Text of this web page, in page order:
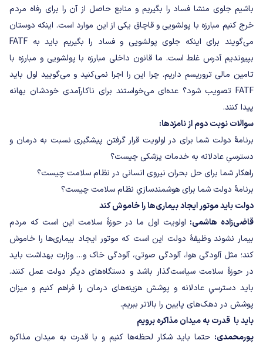
باشیم جلوی منشا فساد را بگیریم و منابع حاصل از آن را برای رفاه مردم
خرج کنیم مبارزه با پولشویی و قاچاق یکی از این موارد است. اینکه دوستان
می‌گویند برای اینکه جلوی پولشویی و فساد را بگیریم باید به FATF
بپیوندیم آدرس غلط است. ما قانون داخلی مبارزه با پولشویی و مبارزه با
تامین مالی تروریسم داریم. چرا این را اجرا نمی‌کنید و می‌گویید اول باید
FATF تصویب شود؟ عده‌ای می‌خواستند برای ناکارآمدی خودشان بهانه
پیدا کنند.
سوالات نوبت دوم از نامزدها:
برنامۀ دولت شما برای در اولویت قرار گرفتن پیشگیری نسبت به درمان و
دسترسیِ عادلانه به خدمات پزشکی چیست؟
راهکار شما برای حل بحران نیروی انسانی در نظام سلامت چیست؟
برنامۀ دولت شما برای هوشمندسازیِ نظام سلامت چیست؟
دولت باید موتور ایجاد بیماری‌ها را خاموش کند
قاضی‌زاده هاشمی: اولویت اول ما در حوزهٔ سلامت این است که مردم
بیمار نشوند وظیفهٔ دولت این است که موتور ایجاد بیماری‌ها را خاموش
کند؛ مثل آلودگی هوا، آلودگی صوتی، آلودگی خاک و… وزارت بهداشت باید
در حوزهٔ سلامت سیاست‌گذار باشد و دستگاه‌های دیگر دولت عمل کنند.
باید دسترسیِ عادلانه و پوشش هزینه‌های درمان را فراهم کنیم و میزان
پوشش در دهک‌های پایین را بالاتر ببریم.
باید با قدرت به میدان مذاکره برویم
پورمحمدی: حتما باید شکار لحظه‌ها کنیم و با قدرت به میدان مذاکره